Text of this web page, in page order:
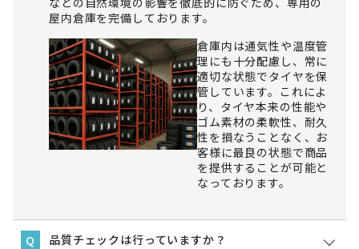
屋内倉庫を完備しております。
倉庫内は通気性や温度管
理にも十分配慮し、常に
適切な状態でタイヤを保
管しています。これによ
り、タイヤ本来の性能や
ゴム素材の柔軟性、耐久
性を損なうことなく、お
客様に最良の状態で商品
を提供することが可能と
なっております。
Q 品質チェックは行っていますか？